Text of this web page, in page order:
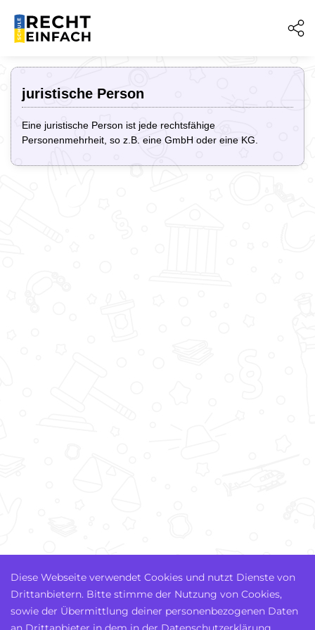
juristische Person
Eine juristische Person ist jede rechtsfähige
Personenmehrheit, so z.B. eine GmbH oder eine KG.
Diese Webseite verwendet Cookies und nutzt Dienste von
Drittanbietern. Bitte stimme der Nutzung von Cookies,
sowie der Übermittlung deiner personenbezogenen Daten